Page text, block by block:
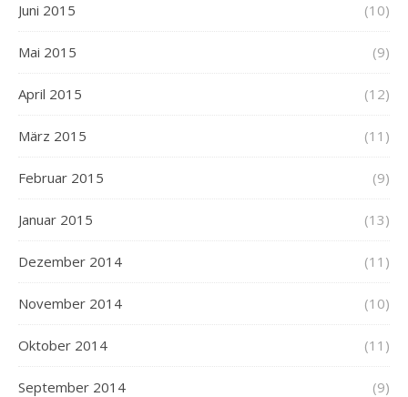
Juni 2015 (10)
Mai 2015 (9)
April 2015 (12)
März 2015 (11)
Februar 2015 (9)
Januar 2015 (13)
Dezember 2014 (11)
November 2014 (10)
Oktober 2014 (11)
September 2014 (9)